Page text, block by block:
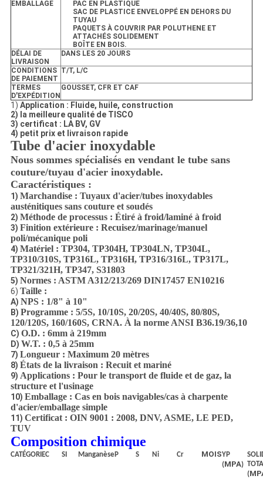
EMBALLAGE
PAC EN PLASTIQUE
SAC DE PLASTICE ENVELOPPÉ EN DEHORS DU
TUYAU
PAQUETS À COUVRIR PAR POLUTHENE ET
ATTACHÉS SOLIDEMENT
BOÎTE EN BOIS.
DÉLAI DE
LIVRAISON
DANS LES 20 JOURS
CONDITIONS
DE PAIEMENT
T/T, L/C
TERMES
D'EXPÉDITION
GOUSSET, CFR ET CAF
1) Application : Fluide, huile, construction
2) la meilleure qualité de TISCO
3) certificat : LA BV, GV
4) petit prix et livraison rapide
Tube d'acier inoxydable
Nous sommes spécialisés en vendant le tube sans
couture/tuyau d'acier inoxydable.
Caractéristiques :
1) Marchandise : Tuyaux d'acier/tubes inoxydables
austénitiques sans couture et soudés
2) Méthode de processus : Étiré à froid/laminé à froid
3) Finition extérieure : Recuisez/marinage/manuel
poli/mécanique poli
4) Matériel : TP304, TP304H, TP304LN, TP304L,
TP310/310S, TP316L, TP316H, TP316/316L, TP317L,
TP321/321H, TP347, S31803
5) Normes : ASTM A312/213/269 DIN17457 EN10216
6) Taille :
A) NPS : 1/8" à 10"
B) Programme : 5/5S, 10/10S, 20/20S, 40/40S, 80/80S,
120/120S, 160/160S, CRNA. À la norme ANSI B36.19/36,10
C) O.D. : 6mm à 219mm
D) W.T. : 0,5 à 25mm
7) Longueur : Maximum 20 mètres
8) États de la livraison : Recuit et mariné
9) Applications : Pour le transport de fluide et de gaz, la
structure et l'usinage
10) Emballage : Cas en bois navigables/cas à charpente
d'acier/emballage simple
11) Certificat : OIN 9001 : 2008, DNV, ASME, LE PED,
TUV
Composition chimique
CATÉGORIEC SI Manganèse P S Ni Cr MOISYP
(MPA)
(